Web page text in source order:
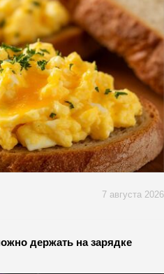
7 августа 2026
держать на зарядке